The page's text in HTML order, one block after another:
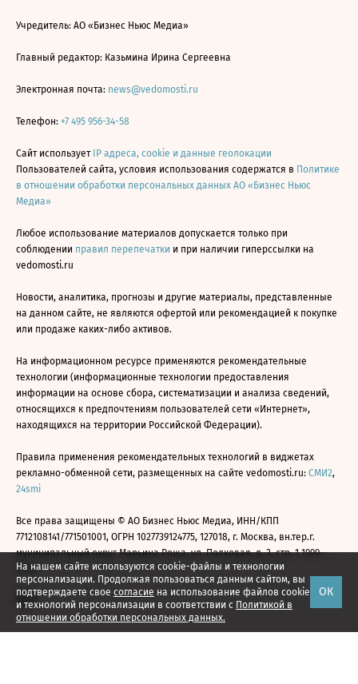
На нашем сайте используются cookie-файлы и технологии
персонализации. Продолжая пользоваться данным сайтом, вы
подтверждаете свое согласие на использование файлов cookie
и технологий персонализации в соответствии с Политикой в
отношении обработки персональных данных.
ОК
Учредитель: АО «Бизнес Ньюс Медиа»
Главный редактор: Казьмина Ирина Сергеевна
Электронная почта: news@vedomosti.ru
Телефон: +7 495 956-34-58
Сайт использует IP адреса, cookie и данные геолокации
Пользователей сайта, условия использования содержатся в Политике
в отношении обработки персональных данных АО «Бизнес Ньюс
Медиа»
Любое использование материалов допускается только при
соблюдении правил перепечатки и при наличии гиперссылки на
vedomosti.ru
Новости, аналитика, прогнозы и другие материалы, представленные
на данном сайте, не являются офертой или рекомендацией к покупке
или продаже каких-либо активов.
На информационном ресурсе применяются рекомендательные
технологии (информационные технологии предоставления
информации на основе сбора, систематизации и анализа сведений,
относящихся к предпочтениям пользователей сети «Интернет»,
находящихся на территории Российской Федерации).
Правила применения рекомендательных технологий в виджетах
рекламно-обменной сети, размещенных на сайте vedomosti.ru: СМИ2,
24smi
Все права защищены © АО Бизнес Ньюс Медиа, ИНН/КПП
7712108141/771501001, ОГРН 1027739124775, 127018, г. Москва, вн.тер.г.
муниципальный округ Марьина Роща, ул. Полковая, д. 3, стр. 1 1999—
2026